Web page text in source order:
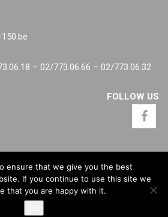
– 02/773.06.66 – 02/773.06.32
FOLLOW US
Ontwikkeling -
ensure that we give you the best
If you continue to use this site we
that you are happy with it.